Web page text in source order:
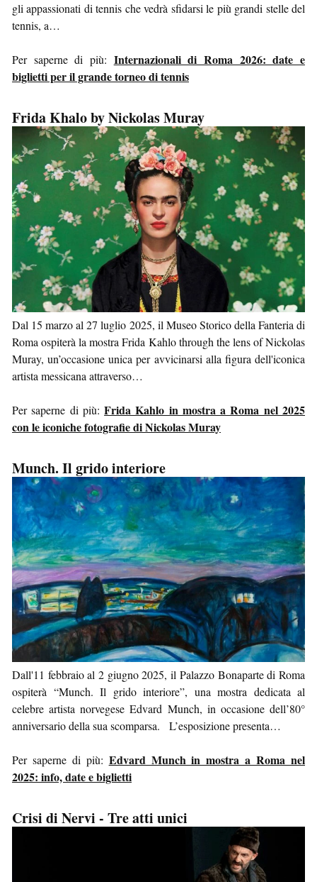
gli appassionati di tennis che vedrà sfidarsi le più grandi stelle del
tennis, a…
Per saperne di più: Internazionali di Roma 2026: date e
biglietti per il grande torneo di tennis
Frida Khalo by Nickolas Muray
Dal 15 marzo al 27 luglio 2025, il Museo Storico della Fanteria di
Roma ospiterà la mostra Frida Kahlo through the lens of Nickolas
Muray, un’occasione unica per avvicinarsi alla figura dell'iconica
artista messicana attraverso…
Per saperne di più:Frida Kahlo in mostra a Roma nel 2025
con le iconiche fotografie di Nickolas Muray
Munch. Il grido interiore
Dall'11 febbraio al 2 giugno 2025, il Palazzo Bonaparte di Roma
ospiterà “Munch. Il grido interiore”, una mostra dedicata al
celebre artista norvegese Edvard Munch, in occasione dell’80°
anniversario della sua scomparsa. L’esposizione presenta…
Per saperne di più: Edvard Munch in mostra a Roma nel
2025: info, date e biglietti
Crisi di Nervi - Tre atti unici